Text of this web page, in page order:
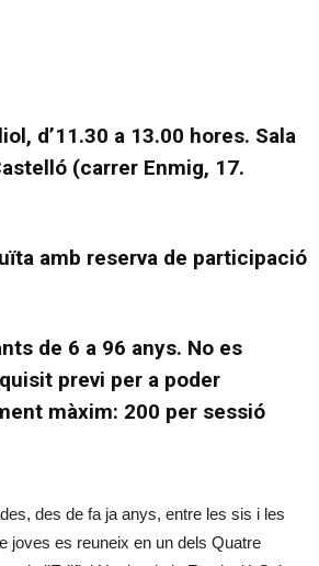
d’11.30 a 13.00 hores. Sala
(carrer Enmig, 17.
amb reserva de participació
de 6 a 96 anys. No es
previ per a poder
màxim: 200 per sessió
des de fa ja anys, entre les sis i les
joves es reuneix en un dels Quatre